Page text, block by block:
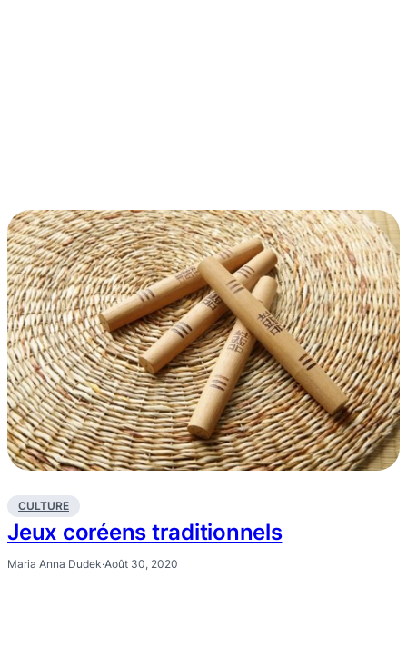
CULTURE
Jeux coréens traditionnels
Maria Anna Dudek·Août 30, 2020